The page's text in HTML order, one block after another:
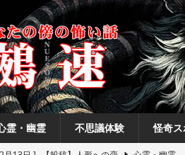
霊・幽霊 不思議体験 怪奇ス